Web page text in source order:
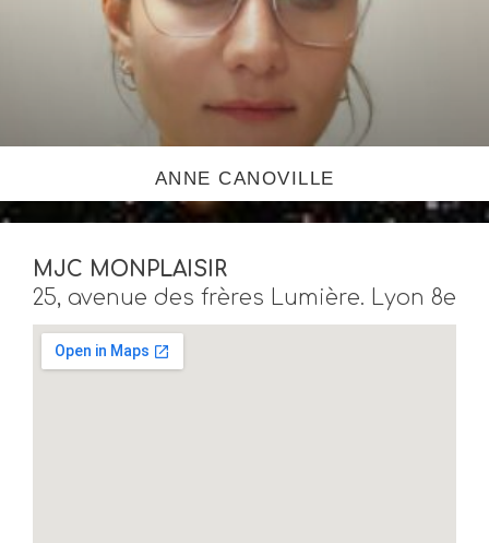
ANNE CANOVILLE
MJC MONPLAISIR
25, avenue des frères Lumière. Lyon 8e